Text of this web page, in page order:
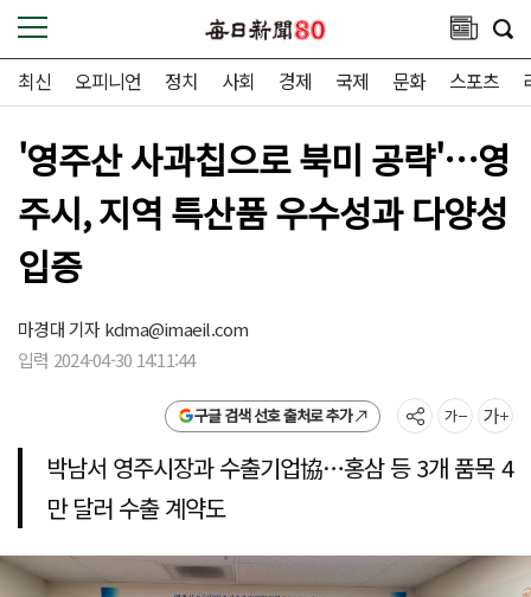
최신 오피니언 정치 사회 경제 국제 문화 스포츠
'영주산 사과칩으로 북미 공략'…영
주시, 지역 특산품 우수성과 다양성
입증
마경대 기자kdma@imaeil.com
입력 2024-04-30 14:11:44
구글 검색 선호 출처로 추가
박남서 영주시장과 수출기업協…홍삼 등 3개 품목 4
만 달러 수출 계약도